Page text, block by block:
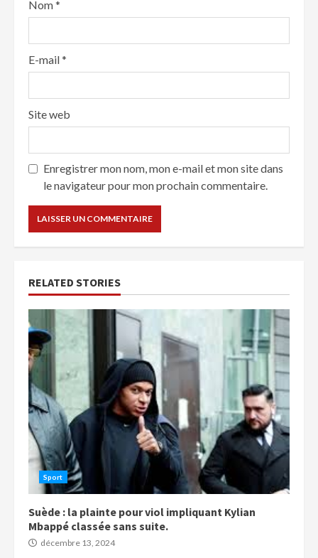
Nom*
E-mail*
Site web
Enregistrer mon nom, mon e-mail et mon site dans
le navigateur pour mon prochain commentaire.
RELATED STORIES
Sport
Suède : la plainte pour viol impliquant Kylian
Mbappé classée sans suite.
décembre 13, 2024